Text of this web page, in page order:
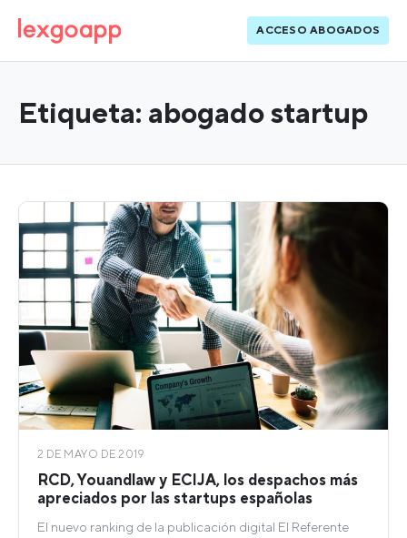
ACCESO ABOGADOS
Etiqueta: abogado startup
2 DE MAYO DE 2019
RCD, Youandlaw y ECIJA, los despachos más
apreciados por las startups españolas
El nuevo ranking de la publicación digital El Referente